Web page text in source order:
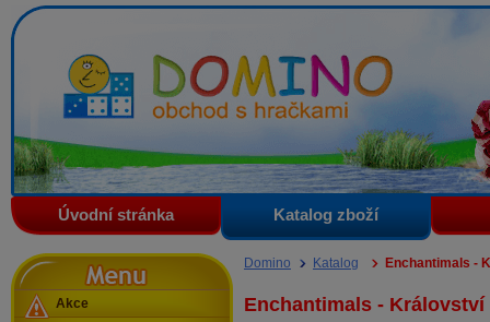
Domino - obchod s hračkami
Úvodní stránka Katalog zboží
Domino Katalog Enchantimals -
Enchantimals - Království
Menu
Akce